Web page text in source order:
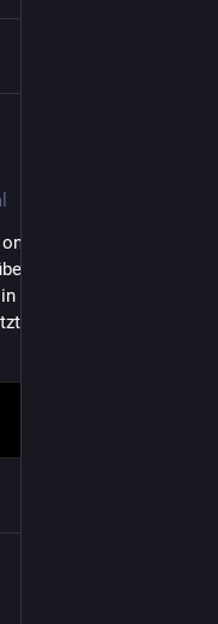
Pod! Wir sprechen in
den Arcade-
anhören!